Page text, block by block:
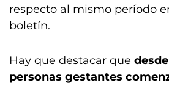
respecto al mismo período
boletín.
Hay que destacar que
personas gestantes